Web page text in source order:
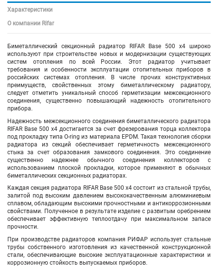
Характеристики
О компании Rifar
Биметаллический секционный радиатор RIFAR Base 500 х4 широко
используют при строительстве новых и модернизации существующих
систем отопления по всей России. Этот радиатор учитывает
требования и особенности эксплуатации отопительных приборов в
российских системах отопления. В числе прочих конструктивных
преимуществ, свойственных этому биметаллическому радиатору,
следует отметить уникальный способ герметизации межсекционного
соединения, существенно повышающий надежность отопительного
прибора.
Надежность межсекционного соединения биметаллического радиатора
RIFAR Base 500 х4 достигается за счет фрезерования торца коллектора
под прокладку типа O-ring из материала EPDM. Такая технология сборки
радиатора из секций обеспечивает герметичность межсекционного
стыка за счет образования замкового соединения. Это соединение
существенно надежнее обычного соединения коллекторов с
использованием плоской прокладки, которое применяют в обычных
биметаллических секционных радиаторах.
Каждая секция радиатора RIFAR Base 500х4 состоит из стальной трубы,
залитой под высоким давлением высококачественным алюминиевым
сплавом, обладающим высокими прочностными и антикоррозионными
свойствами. Полученное в результате изделие с развитым оребрением
обеспечивает эффективную теплоотдачу при максимальном запасе
прочности.
При производстве радиаторов компания РИФАР использует стальные
трубы собственного изготовления из качественной конструкционной
стали, обеспечивающие высокие эксплуатационные характеристики и
коррозионную стойкость выпускаемых приборов.